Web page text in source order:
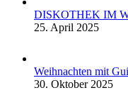
DISKOTHEK IM
25. April 2025
Weihnachten mit
30. Oktober 2025